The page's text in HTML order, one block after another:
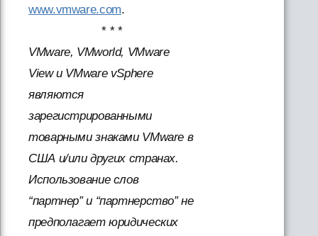
www.vmware.com.
* * *
VMware, VMworld, VMware
View и VMware vSphere
являются
зарегистрированными
товарными знаками VMware в
США и/или других странах.
Использование слов
“партнер” и “партнерство” не
предполагает юридических